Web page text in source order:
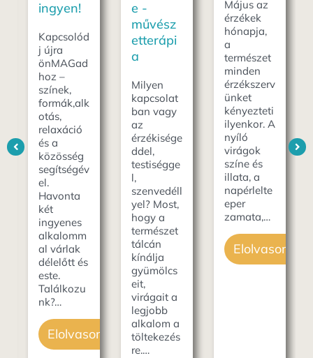
ingyen!
Kapcsolód
j újra
önMAGad
hoz –
színek,
formák,alk
otás,
relaxáció
és a
közösség
segítségév
el.
Havonta
két
ingyenes
alkalomm
al várlak
délelőtt és
este.
Találkozu
nk?…
Elolvasom
e -
művész
etterápi
a
Milyen
kapcsolat
ban vagy
az
érzékisége
ddel,
testiségge
l,
szenvedéll
yel? Most,
hogy a
természet
tálcán
kínálja
gyümölcs
eit,
virágait a
legjobb
alkalom a
töltekezés
re.…
Május az
érzékek
hónapja,
a
természet
minden
érzékszerv
ünket
kényezteti
ilyenkor. A
nyíló
virágok
színe és
illata, a
napérlelte
eper
zamata,…
Elolvasom